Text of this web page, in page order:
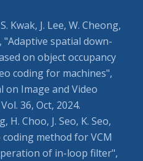
Kwak, J. Lee, W. Cheong,
"Adaptive spatial down-
on object occupancy
coding for machines",
on Image and Video
36, Oct, 2024.
H. Choo, J. Seo, K. Seo,
method for VCM
of in-loop filter",